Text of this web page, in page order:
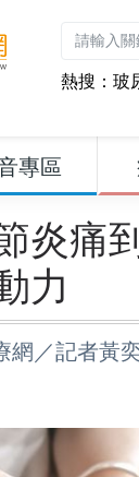
熱搜： 玻
專區
炎痛
力
／記者黃